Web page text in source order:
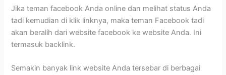
Jika teman facebook Anda online dan melihat status Anda
tadi kemudian di klik linknya, maka teman Facebook tadi
akan beralih dari website facebook ke website Anda. Ini
termasuk backlink.
Semakin banyak link website Anda tersebar di berbagai